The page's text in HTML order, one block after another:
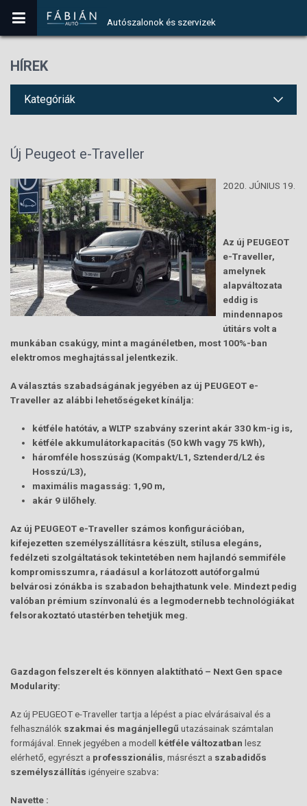
Autószalonok és szervizek
HÍREK
Kategóriák
Új Peugeot e-Traveller
2020. JÚNIUS 19.
Az új PEUGEOT
e-Traveller,
amelynek
alapváltozata
eddig is
mindennapos
útitárs volt a
munkában csakúgy, mint a magánéletben, most 100%-ban
elektromos meghajtással jelentkezik.
A választás szabadságának jegyében az új PEUGEOT e-
Traveller az alábbi lehetőségeket kínálja:
kétféle hatótáv, a WLTP szabvány szerint akár 330 km-ig is,
kétféle akkumulátorkapacitás (50 kWh vagy 75 kWh),
háromféle hosszúság (Kompakt/L1, Sztenderd/L2 és
Hosszú/L3),
maximális magasság: 1,90 m,
akár 9 ülőhely.
Az új PEUGEOT e-Traveller számos konfigurációban,
kifejezetten személyszállításra készült, stílusa elegáns,
fedélzeti szolgáltatások tekintetében nem hajlandó semmiféle
kompromisszumra, ráadásul a korlátozott autóforgalmú
belvárosi zónákba is szabadon behajthatunk vele. Mindezt pedig
valóban prémium színvonalú és a legmodernebb technológiákat
felsorakoztató utastérben tehetjük meg.
Gazdagon felszerelt és könnyen alaktítható – Next Gen space
Modularity:
Az új PEUGEOT e-Traveller tartja a lépést a piac elvárásaival és a
felhasználók szakmai és magánjellegű utazásainak számtalan
formájával. Ennek jegyében a modell kétféle változatban lesz
elérhető, egyrészt a professzionális , másrészt a szabadidős
személyszállítás igényeire szabva:
Navette :